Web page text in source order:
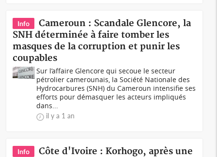
Info
Cameroun : Scandale Glencore, la
SNH déterminée à faire tomber les
masques de la corruption et punir les
coupables
Sur l’affaire Glencore qui secoue le secteur
pétrolier camerounais, la Société Nationale des
Hydrocarbures (SNH) du Cameroun intensifie ses
efforts pour démasquer les acteurs impliqués
dans...
il y a 1 an
Info
Côte d'Ivoire : Korhogo, après une